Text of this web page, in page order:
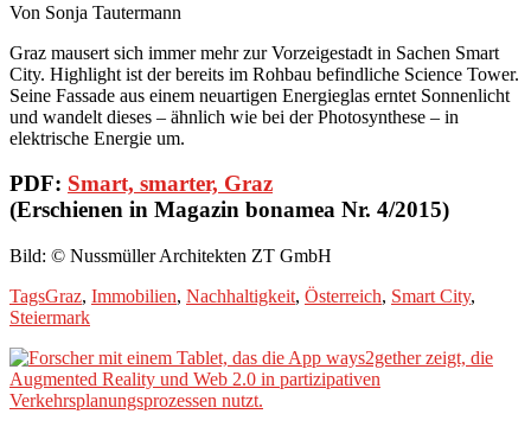
Von Sonja Tautermann
Graz mausert sich immer mehr zur Vorzeigestadt in Sachen Smart
City. Highlight ist der bereits im Rohbau befindliche Science Tower.
Seine Fassade aus einem neuartigen Energieglas erntet Sonnenlicht
und wandelt dieses – ähnlich wie bei der Photosynthese – in
elektrische Energie um.
PDF: Smart, smarter, Graz
(Erschienen in Magazin bonamea Nr. 4/2015)
Bild: © Nussmüller Architekten ZT GmbH
TagsGraz, Immobilien, Nachhaltigkeit, Österreich, Smart City,
Steiermark